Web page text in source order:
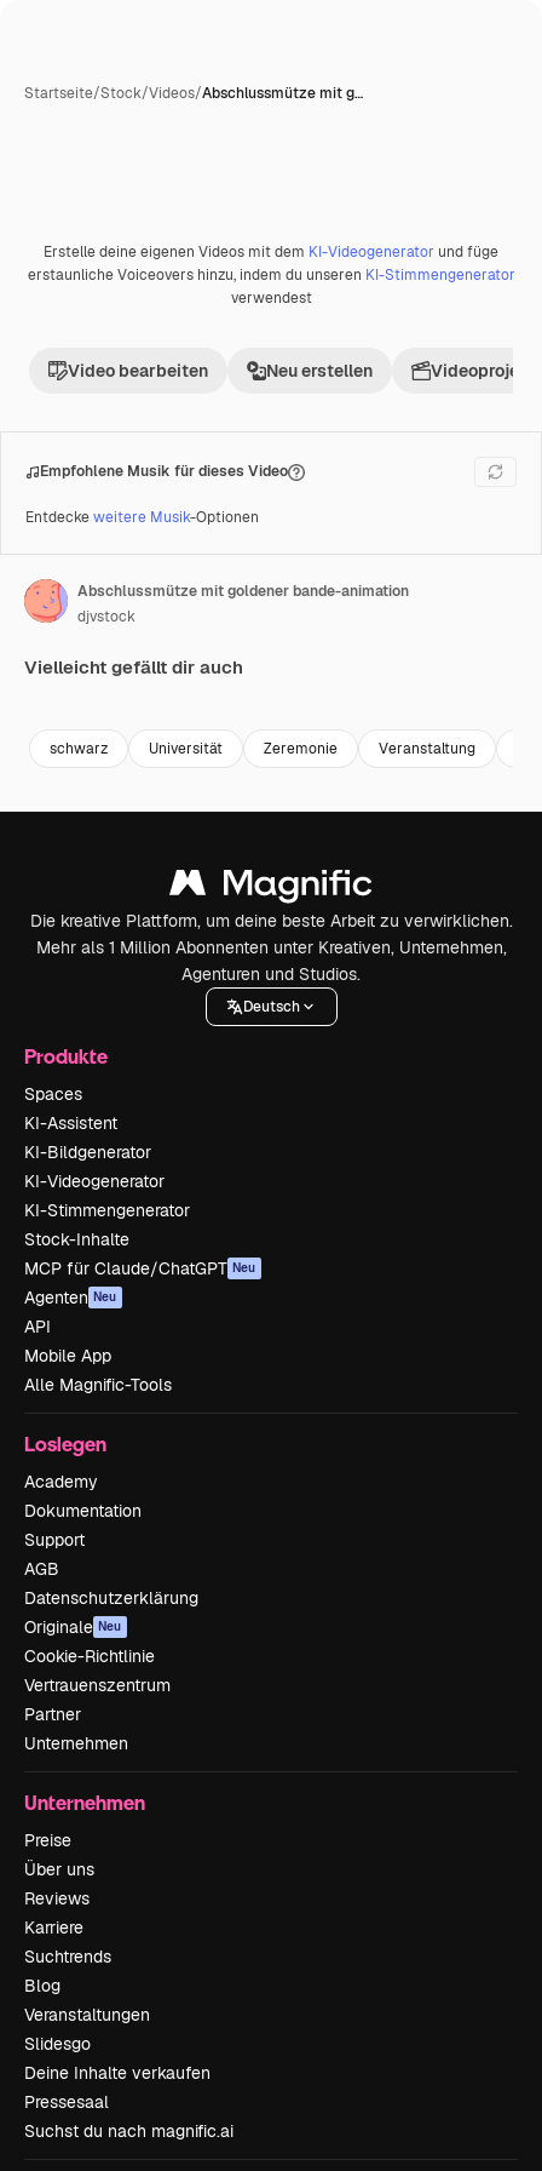
Startseite/Stock/Videos/Abschlussmütze mit g…
Premium
Erstelle deine eigenen Videos mit dem KI-Videogenerator und füge
erstaunliche Voiceovers hinzu, indem du unseren KI-Stimmengenerator
verwendest
Video bearbeiten Neu erstellen Videoprojekt
Empfohlene Musik für dieses Video
Entdeckeweitere Musik-Optionen
Abschlussmütze mit goldener bande-animation
djvstock
Vielleicht gefällt dir auch
schwarz Universität Zeremonie Veranstaltung
Die kreative Plattform, um deine beste Arbeit zu verwirklichen.
Mehr als 1 Million Abonnenten unter Kreativen, Unternehmen,
Agenturen und Studios.
Deutsch
Produkte
Spaces
KI-Assistent
KI-Bildgenerator
KI-Videogenerator
KI-Stimmengenerator
Stock-Inhalte
MCP für Claude/ChatGPT Neu
Agenten Neu
API
Mobile App
Alle Magnific-Tools
Loslegen
Academy
Dokumentation
Support
AGB
Datenschutzerklärung
Originale Neu
Cookie-Richtlinie
Vertrauenszentrum
Partner
Unternehmen
Unternehmen
Preise
Über uns
Reviews
Karriere
Suchtrends
Blog
Veranstaltungen
Slidesgo
Deine Inhalte verkaufen
Pressesaal
Suchst du nach magnific.ai